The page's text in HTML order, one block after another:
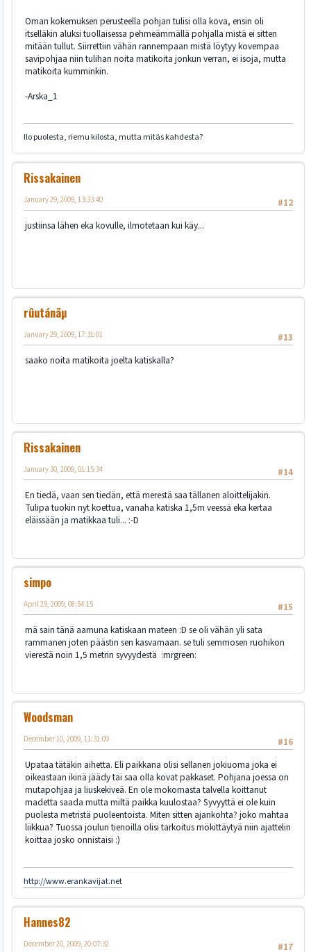
Oman kokemuksen perusteella pohjan tulisi olla kova, ensin oli
itselläkin aluksi tuollaisessa pehmeämmällä pohjalla mistä ei sitten
mitään tullut. Siirrettiin vähän rannempaan mistä löytyy kovempaa
savipohjaa niin tulihan noita matikoita jonkun verran, ei isoja, mutta
matikoita kumminkin.
-Arska_1
Ilo puolesta, riemu kilosta, mutta mitäs kahdesta?
Rissakainen
#12
January 29, 2009, 13:33:40
justiinsa lähen eka kovulle, ilmotetaan kui käy...
rûutánãµ
#13
January 29, 2009, 17:31:01
saako noita matikoita joelta katiskalla?
Rissakainen
#14
January 30, 2009, 01:15:34
En tiedä, vaan sen tiedän, että merestä saa tällanen aloittelijakin.
Tulipa tuokin nyt koettua, vanaha katiska 1,5m veessä eka kertaa
eläissään ja matikkaa tuli... :-D
simpo
#15
April 29, 2009, 08:54:15
mä sain tänä aamuna katiskaan mateen :D se oli vähän yli sata
rammanen joten päästin sen kasvamaan. se tuli semmosen ruohikon
vierestä noin 1,5 metrin syvyydestä :mrgreen:
Woodsman
#16
December 10, 2009, 11:31:09
Upataa tätäkin aihetta. Eli paikkana olisi sellanen jokiuoma joka ei
oikeastaan ikinä jäädy tai saa olla kovat pakkaset. Pohjana joessa on
mutapohjaa ja liuskekiveä. En ole mokomasta talvella koittanut
madetta saada mutta miltä paikka kuulostaa? Syvyyttä ei ole kuin
puolesta metristä puoleentoista. Miten sitten ajankohta? joko mahtaa
liikkua? Tuossa joulun tienoilla olisi tarkoitus mökittäytyä niin ajattelin
koittaa josko onnistaisi :)
http://www.erankavijat.net
Hannes82
#17
December 20, 2009, 20:07:32